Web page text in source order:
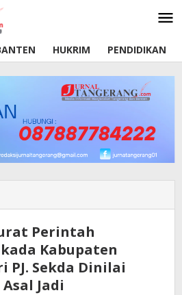
HUKRIM PENDIDIKAN
Perintah
Kabupaten
PJ. Sekda Dinilai
Jadi